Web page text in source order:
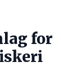
for